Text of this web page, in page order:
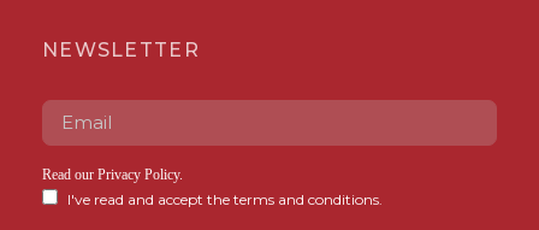
NEWSLETTER
Read our Privacy Policy.
I've read and accept the terms and conditions.